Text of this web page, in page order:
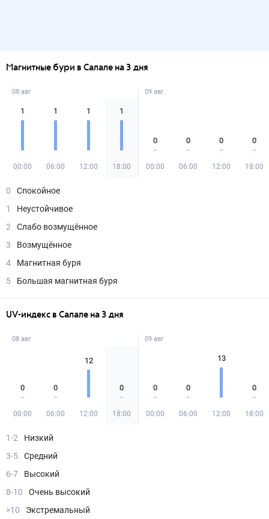
Магнитные бури в Салале на 3 дня
08 авг
1
00:00
1
06:00
1
12:00
1
18:00
09 авг
0
00:00
0
06:00
0
12:00
0
18:00
0
Спокойное
1
Неустойчивое
2
Слабо возмущённое
3
Возмущённое
4
Магнитная буря
5
Большая магнитная буря
UV-индекс в Салале на 3 дня
08 авг
0
00:00
0
06:00
12
12:00
0
18:00
09 авг
0
00:00
0
06:00
13
12:00
0
18:00
1-2
Низкий
3-5
Средний
6-7
Высокий
8-10
Очень высокий
>10
Экстремальный